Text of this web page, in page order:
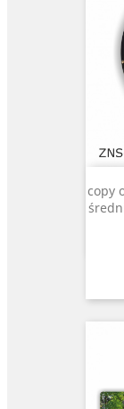
copy